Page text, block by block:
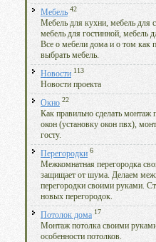
Мебель 42
Мебель для кухни, мебель для
мебель для гостинной, мебель
Все о мебели дома и о том как
выбрать мебель.
Новости 113
Новости проекта
Окно 22
Как правильно сделать монтаж
окон (установку окон пвх),
госту.
Перегородки 6
Межкомнатная перегородка
защищает от шума. Делаем
перегородки своими руками.
новых перегородок.
Потолок дома 17
Монтаж потолка своими
особенности потолков.